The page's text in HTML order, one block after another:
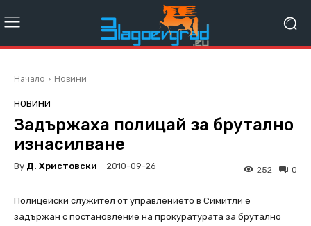
Начало Новини
НОВИНИ
Задържаха полицай за брутално
изнасилване
By Д. Христовски 2010-09-26 0
252
Полицейски служител от управлението в Симитли е
задържан с постановление на прокуратурата за брутално